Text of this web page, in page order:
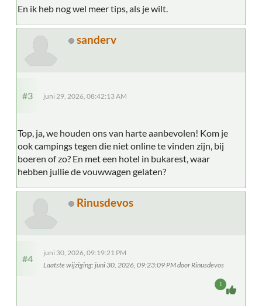
En ik heb nog wel meer tips, als je wilt.
sanderv
#3 juni 29, 2026, 08:42:13 AM
Top, ja, we houden ons van harte aanbevolen! Kom je
ook campings tegen die niet online te vinden zijn, bij
boeren of zo? En met een hotel in bukarest, waar
hebben jullie de vouwwagen gelaten?
Rinusdevos
#4
juni 30, 2026, 09:19:21 PM
Laatste wijziging: juni 30, 2026, 09:23:09 PM door Rinusdevos
1